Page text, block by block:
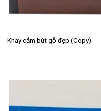
Khay cắm bút gỗ đẹp (Copy)